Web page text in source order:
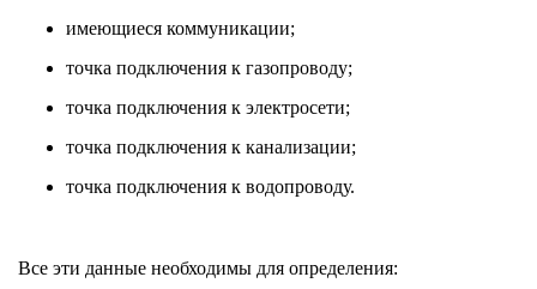
имеющиеся коммуникации;
точка подключения к газопроводу;
точка подключения к электросети;
точка подключения к канализации;
точка подключения к водопроводу.
Все эти данные необходимы для определения: